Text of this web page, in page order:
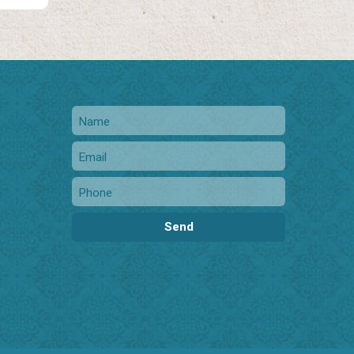
Name
Email
phone
Send